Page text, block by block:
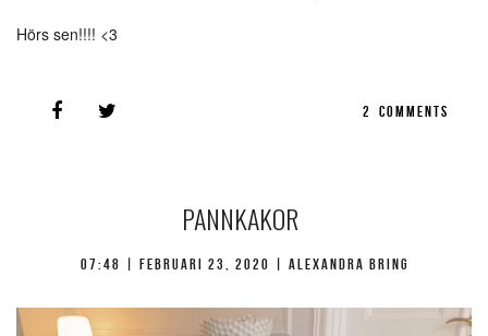
Hörs sen!!!! <3
2 COMMENTS
PANNKAKOR
07:48 | februari 23, 2020 | Alexandra Bring